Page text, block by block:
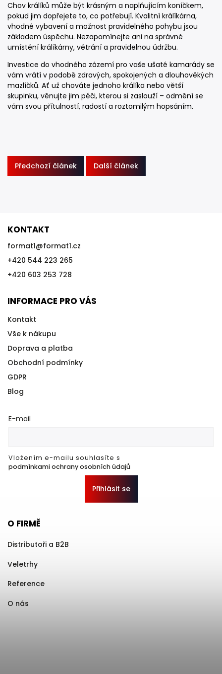
Chov králíků může být krásným a naplňujícím koníčkem,
pokud jim dopřejete to, co potřebují. Kvalitní králíkárna,
vhodné vybavení a možnost pravidelného pohybu jsou
základem úspěchu. Nezapomínejte ani na správné
umístění králíkárny, větrání a pravidelnou údržbu.
Investice do vhodného zázemí pro vaše ušaté kamarády se
vám vrátí v podobě zdravých, spokojených a dlouhověkých
mazlíčků. Ať už chováte jednoho králíka nebo větší
skupinku, věnujte jim péči, kterou si zaslouží – odmění se
vám svou přítulností, radostí a roztomilým hopsáním.
Předchozí článek Další článek
KONTAKT
format1@format1.cz
+420 544 223 265
+420 603 253 728
INFORMACE PRO VÁS
Kontakt
Vše k nákupu
Doprava a platba
Obchodní podmínky
GDPR
Blog
E-mail
Vložením e-mailu souhlasíte s
podmínkami ochrany osobních údajů
Přihlásit se
O FIRMĚ
Distributoři a B2B
Veletrhy
Reference
O nás